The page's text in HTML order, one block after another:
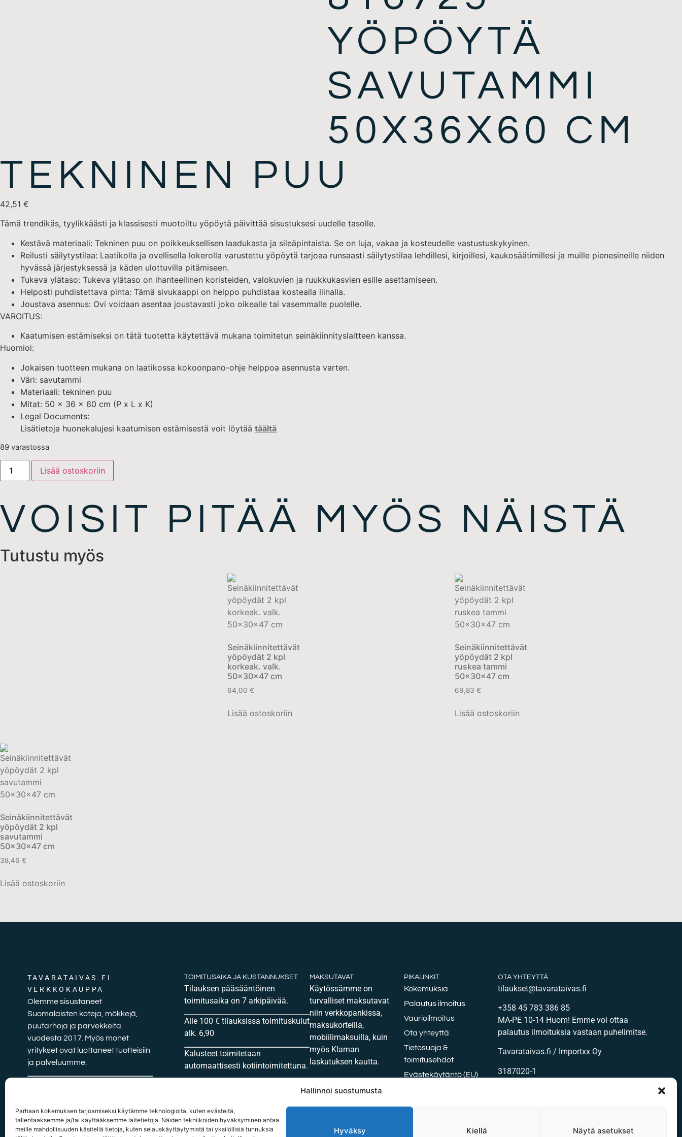
Hallinnoi suostumusta
Parhaan kokemuksen tarjoamiseksi käytämme teknologioita, kuten evästeitä,
tallentaaksemme ja/tai käyttääksemme laitetietoja. Näiden tekniikoiden hyväksyminen antaa
meille mahdollisuuden käsitellä tietoja, kuten selauskäyttäytymistä tai yksilöllisiä tunnuksia
Hyväksy Kiellä Näytä asetukset
YÖPÖYTÄ
SAVUTAMMI
50X36X60 CM
TEKNINEN PUU
42,51 €
Tämä trendikäs, tyylikkäästi ja klassisesti muotoiltu yöpöytä päivittää sisustuksesi uudelle tasolle.
Kestävä materiaali: Tekninen puu on poikkeuksellisen laadukasta ja sileäpintaista. Se on luja, vakaa ja kosteudelle vastustuskykyinen.
Reilusti säilytystilaa: Laatikolla ja ovellisella lokerolla varustettu yöpöytä tarjoaa runsaasti säilytystilaa lehdillesi, kirjoillesi, kaukosäätimillesi ja muille pienesineille niiden
hyvässä järjestyksessä ja käden ulottuvilla pitämiseen.
Tukeva ylätaso: Tukeva ylätaso on ihanteellinen koristeiden, valokuvien ja ruukkukasvien esille asettamiseen.
Helposti puhdistettava pinta: Tämä sivukaappi on helppo puhdistaa kostealla liinalla.
Joustava asennus: Ovi voidaan asentaa joustavasti joko oikealle tai vasemmalle puolelle.
VAROITUS:
Kaatumisen estämiseksi on tätä tuotetta käytettävä mukana toimitetun seinäkiinnityslaitteen kanssa.
Huomioi:
Jokaisen tuotteen mukana on laatikossa kokoonpano-ohje helppoa asennusta varten.
Väri: savutammi
Materiaali: tekninen puu
Mitat: 50 x 36 x 60 cm (P x L x K)
Legal Documents:
Lisätietoja huonekalujesi kaatumisen estämisestä voit löytää täältä
89 varastossa
Lisää ostoskoriin
VOISIT PITÄÄ MYÖS NÄISTÄ
Tutustu myös
Seinäkiinnitettävät
yöpöydät 2 kpl
korkeak. valk.
50x30x47 cm
64,00 €
Lisää ostoskoriin
Seinäkiinnitettävät
yöpöydät 2 kpl
ruskea tammi
50x30x47 cm
69,83 €
Lisää ostoskoriin
Seinäkiinnitettävät
yöpöydät 2 kpl
savutammi
50x30x47 cm
38,46 €
Lisää ostoskoriin
TAVARATAIVAS.FI
VERKKOKAUPPA
Olemme sisustaneet
Suomalaisten koteja, mökkejä,
puutarhoja ja parvekkeita
vuodesta 2017. Myös monet
yritykset ovat luottaneet tuotteisiin
ja palveluumme.
mietityttävissä kysymyksissä.
TOIMITUSAIKA JA KUSTANNUKSET
Tilauksen pääsääntöinen
toimitusaika on 7 arkipäivää.
Alle 100 € tilauksissa toimituskulut
alk. 6,90
Kalusteet toimitetaan
automaattisesti kotiintoimitettuna.
MAKSUTAVAT
Käytössämme on
turvalliset maksutavat
niin verkkopankissa,
maksukorteilla,
mobiilimaksuilla, kuin
myös Klarnan
laskutuksen kautta.
Maksutavat tarjoaa Viva
Wallet
PIKALINKIT
Kokemuksia
Palautus ilmoitus
Vaurioilmoitus
Ota yhteyttä
Tietosuoja &
toimitusehdot
Evästekäytäntö (EU)
OTA YHTEYTTÄ
tilaukset@tavarataivas.fi
+358 45 783 386 85
MA-PE 10-14 Huom! Emme voi ottaa
palautus ilmoituksia vastaan puhelimitse.
Tavarataivas.fi / Importxx Oy
3187020-1